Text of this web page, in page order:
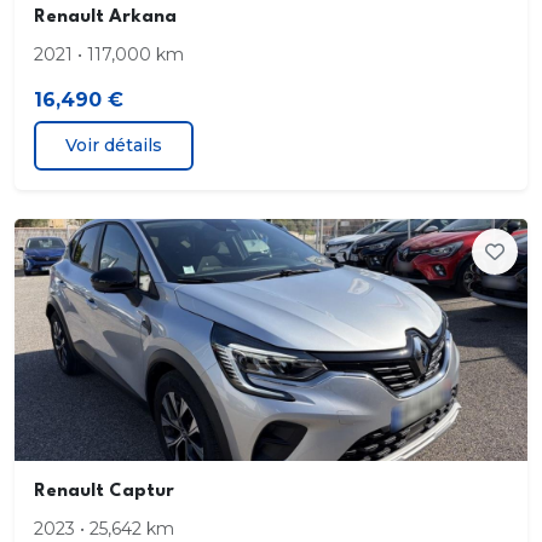
Feux diurnes à lampe
Finition intérieure Luxe
Habillage intérieur plastique mi-hauteur
Harmonie intérieure
Lève-vitres AV impulsionnel côté conducteur
Loquet de blocage porte AR gauche
Miroir Wide View
Motorisation Stop&Start
Renault Arkana
2021 • 117,000 km
16,490 €
Voir détails
Renault Captur
2023 • 25,642 km